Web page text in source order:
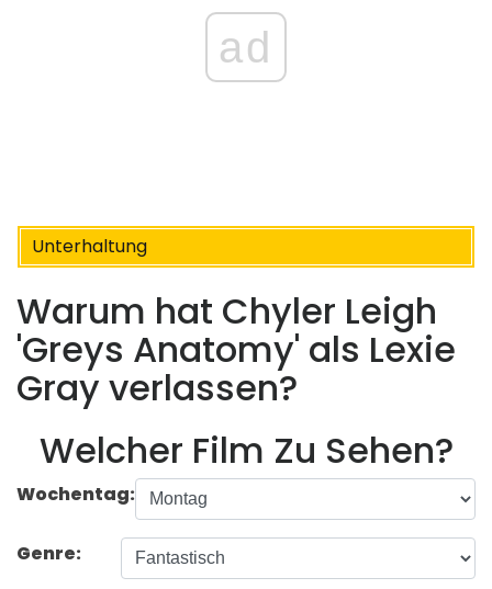
ad
Unterhaltung
Warum hat Chyler Leigh
'Greys Anatomy' als Lexie
Gray verlassen?
Welcher Film Zu Sehen?
Wochentag:
Genre: